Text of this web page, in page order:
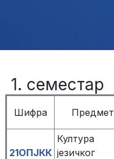
1. семестар
Шифра Предмет
21OПЈКК
Култура
језичког